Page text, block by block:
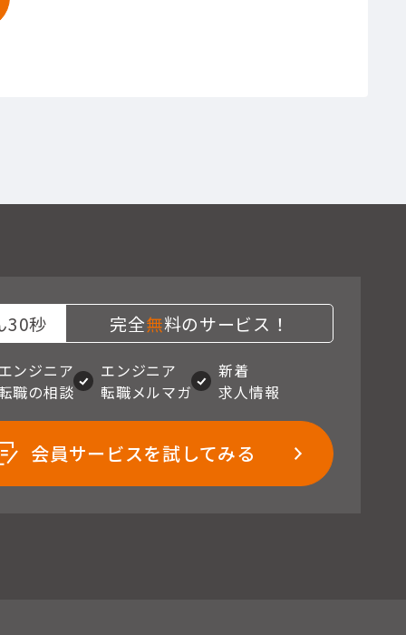
30秒 完全無料のサービス！
ンジニア
職の相談
エンジニア
転職メルマガ
新着
求人情報
会員サービスを試してみる